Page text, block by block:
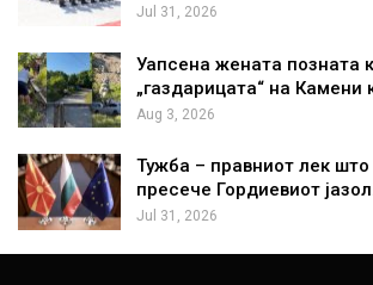
Jul 31, 2026
Уапсена жената позната
„газдарицата“ на Камени
Aug 3, 2026
Тужба – правниот лек
пресече Гордиевиот
Jul 31, 2026